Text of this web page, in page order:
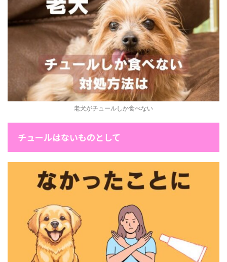
老犬がチュールしか食べない
チュールはないものとして